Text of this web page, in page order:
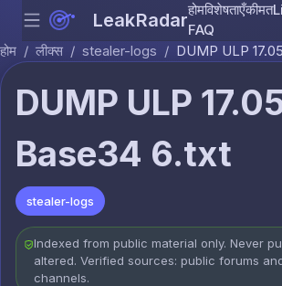
Skip to
Menu LeakRadarहोमविशेषताएँकीमत
FAQ
होम / लीक्स / stealer-logs / DUMP ULP
DUMP ULP
Base34 6.txt
stealer-logs
Indexed from public material only. Never
altered. Verified sources: public forums
channels.